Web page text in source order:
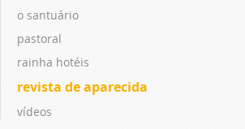
o santuário
pastoral
rainha hotéis
revista de aparecida
vídeos